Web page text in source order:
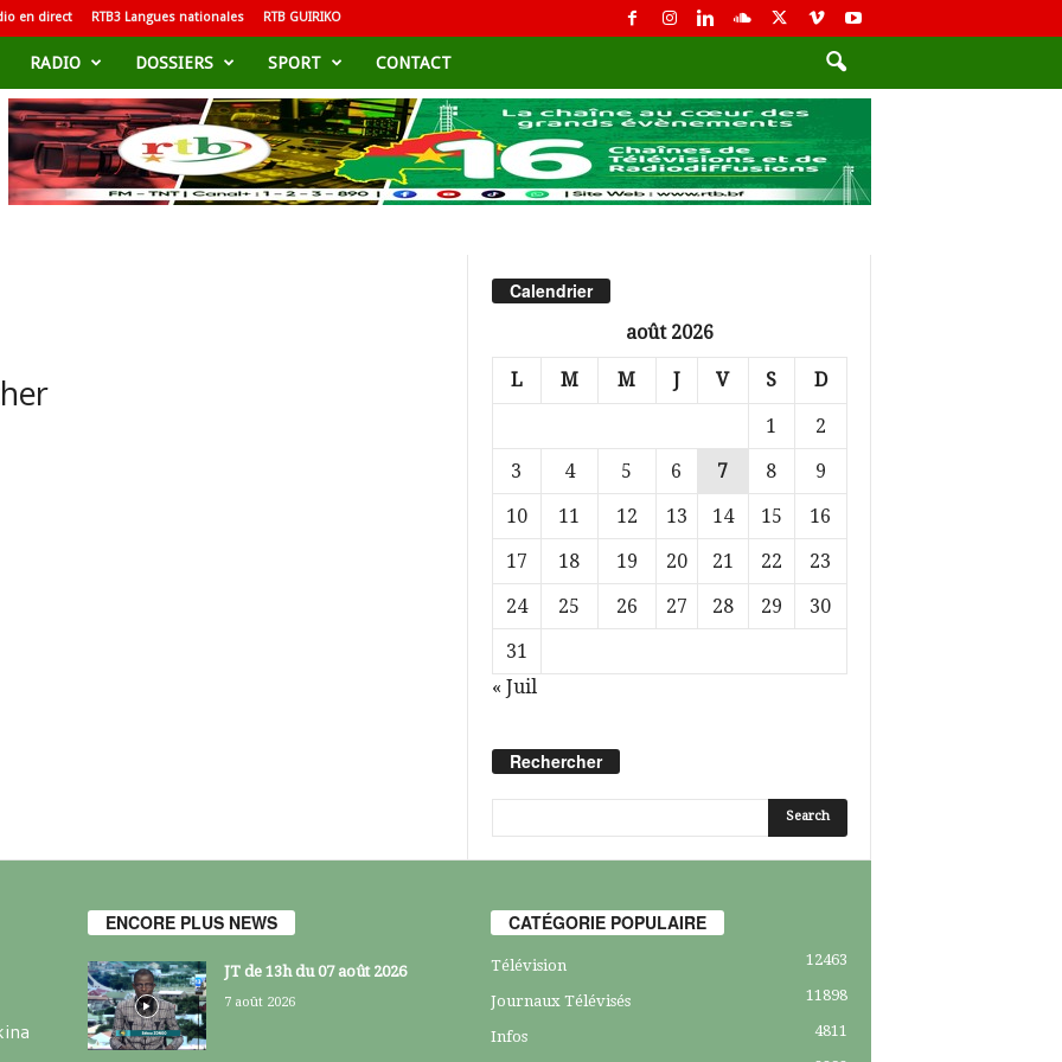
en direct RTB3 Langues nationales RTB GUIRIKO
RADIO DOSSIERS SPORT CONTACT
Calendrier
août 2026
L M M J V S D
1
2
3
4 5 6 7 8
9
10
11 12 13 14 15
16
17
18 19 20 21 22
23
24
25 26 27 28 29
30
31
« Juil
Rechercher
ENCORE PLUS NEWS
JT de 13h du 07 août 2026
7 août 2026
CATÉGORIE POPULAIRE
Télévision 12463
Journaux Télévisés 11898
Infos
4811